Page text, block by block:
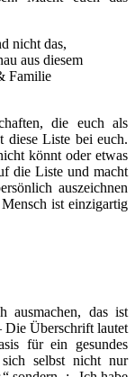
nicht das,
aus diesem
Familie
die euch als
diese Liste bei euch.
könnt oder etwas
die Liste und macht
auszeichnen
ist einzigartig
ausmachen, das ist
Die Überschrift lautet
für ein gesundes
sich selbst nicht nur